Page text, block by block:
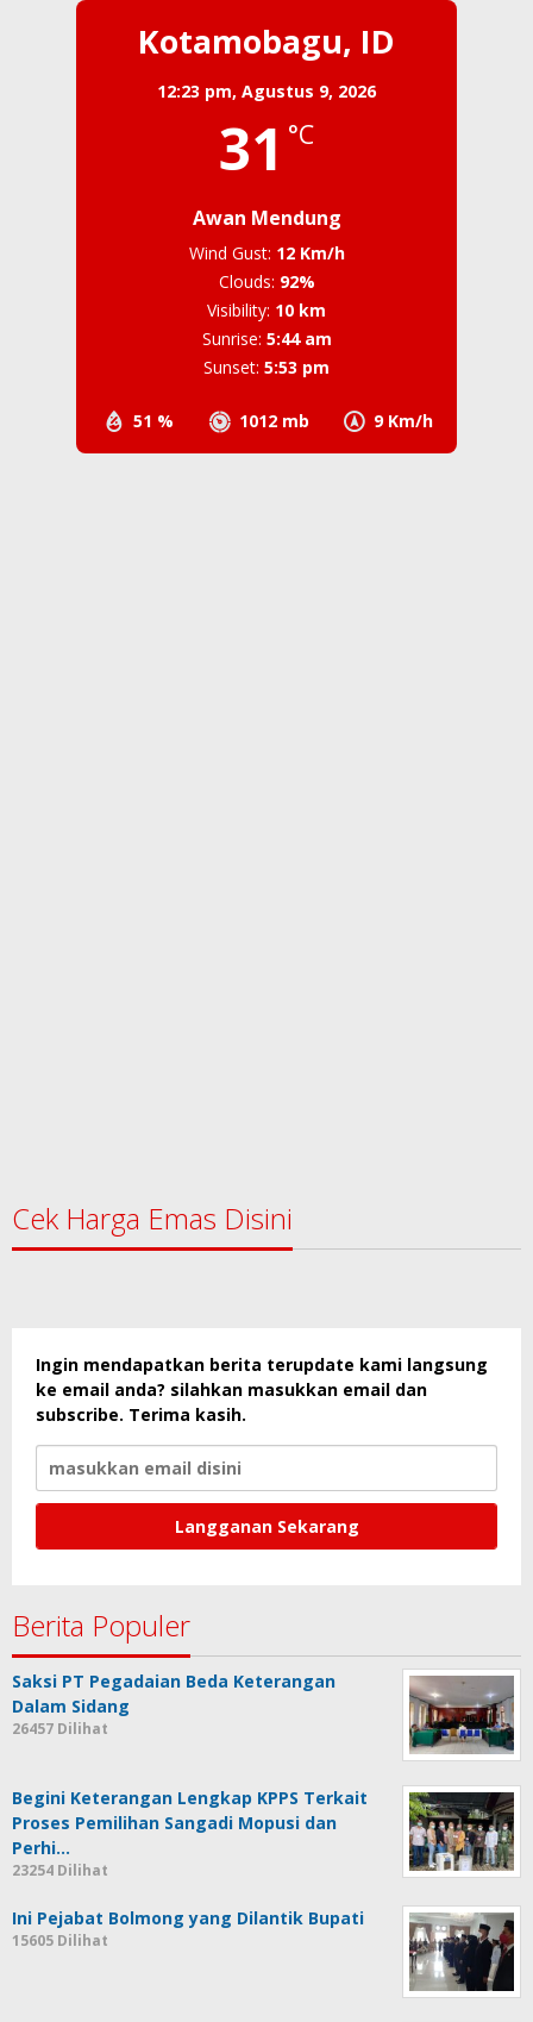
Kotamobagu, ID
12:23 pm, Agustus 9, 2026
31 °C
Awan Mendung
51 % 1012 mb 9 Km/h
Wind Gust: 12 Km/h
Clouds: 92%
Visibility: 10 km
Sunrise: 5:44 am
Sunset: 5:53 pm
Cek Harga Emas Disini
Ingin mendapatkan berita terupdate kami langsung
ke email anda? silahkan masukkan email dan
subscribe. Terima kasih.
Berita Populer
Saksi PT Pegadaian Beda Keterangan
Dalam Sidang
26457 Dilihat
Begini Keterangan Lengkap KPPS Terkait
Proses Pemilihan Sangadi Mopusi dan
Perhi…
23254 Dilihat
Ini Pejabat Bolmong yang Dilantik Bupati
15605 Dilihat